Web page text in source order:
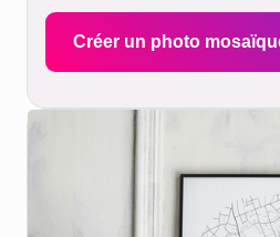
Créer un photo